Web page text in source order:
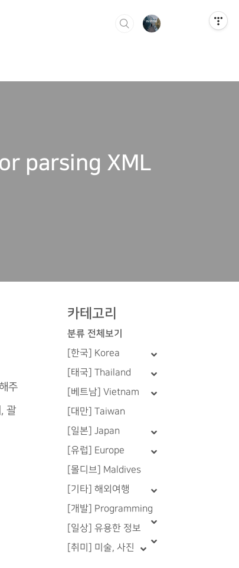
parsing XML
주
괄
카테고리
분류 전체보기
[한국] Korea
[태국] Thailand
[베트남] Vietnam
[대만] Taiwan
[일본] Japan
[유럽] Europe
[몰디브] Maldives
[기타] 해외여행
[개발] Programming
[일상] 유용한 정보
[취미] 미술, 사진